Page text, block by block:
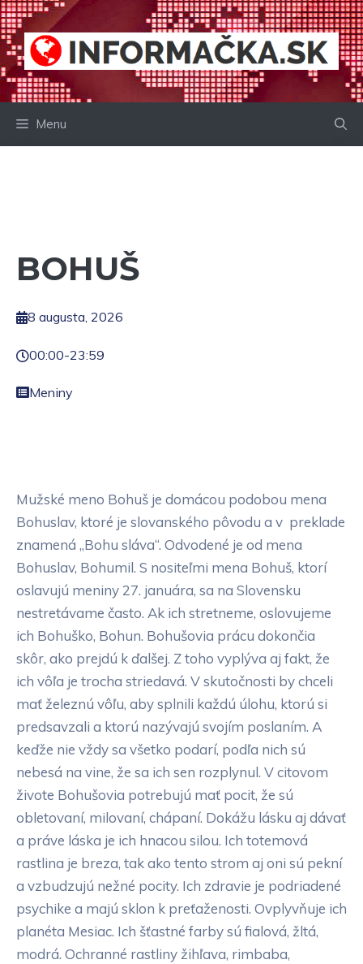
Preskočiť
na
obsah
Menu
BOHUŠ
8 augusta, 2026
00:00-23:59
Meniny
Mužské meno Bohuš je domácou podobou mena
Bohuslav, ktoré je slovanského pôvodu a v preklade
znamená „Bohu sláva“. Odvodené je od mena
Bohuslav, Bohumil. S nositeľmi mena Bohuš, ktorí
oslavujú meniny 27. januára, sa na Slovensku
nestretávame často. Ak ich stretneme, oslovujeme
ich Bohuško, Bohun. Bohušovia prácu dokončia
skôr, ako prejdú k ďalšej. Z toho vyplýva aj fakt, že
ich vôľa je trocha striedavá. V skutočnosti by chceli
mať železnú vôľu, aby splnili každú úlohu, ktorú si
predsavzali a ktorú nazývajú svojím poslaním. A
keďže nie vždy sa všetko podarí, podľa nich sú
nebesá na vine, že sa ich sen rozplynul. V citovom
živote Bohušovia potrebujú mať pocit, že sú
obletovaní, milovaní, chápaní. Dokážu lásku aj dávať
a práve láska je ich hnacou silou. Ich totemová
rastlina je breza, tak ako tento strom aj oni sú pekní
a vzbudzujú nežné pocity. Ich zdravie je podriadené
psychike a majú sklon k preťaženosti. Ovplyvňuje ich
planéta Mesiac. Ich šťastné farby sú fialová, žltá,
modrá. Ochranné rastliny žihľava, rimbaba,